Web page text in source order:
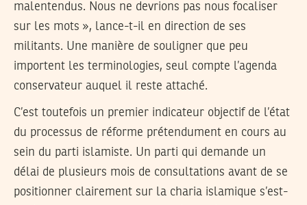
malentendus. Nous ne devrions pas nous focaliser
sur les mots », lance-t-il en direction de ses
militants. Une manière de souligner que peu
importent les terminologies, seul compte l’agenda
conservateur auquel il reste attaché.
C’est toutefois un premier indicateur objectif de l’état
du processus de réforme prétendument en cours au
sein du parti islamiste. Un parti qui demande un
délai de plusieurs mois de consultations avant de se
positionner clairement sur la charia islamique s’est-